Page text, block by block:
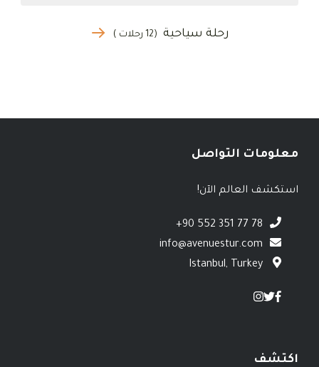
رحلة سياحية (12 رحلات )
معلومات التواصل
استكشف العالم الآن!
+90 552 351 77 78
info@avenuestur.com
اكتشف